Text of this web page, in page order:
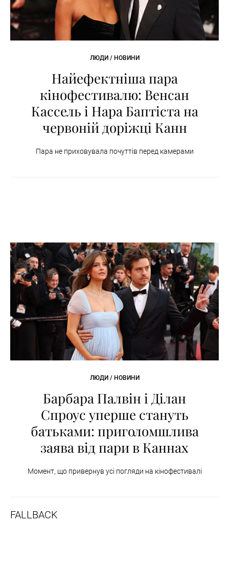
ЛЮДИ / НОВИНИ
Найефектніша пара
кінофестивалю: Венсан
Кассель і Нара Баптіста на
червоній доріжці Канн
Пара не приховувала почуттів перед камерами
ЛЮДИ / НОВИНИ
Барбара Палвін і Ділан
Спроус уперше стануть
батьками: приголомшлива
заява від пари в Каннах
Момент, що привернув усі погляди на кінофестивалі
FALLBACK